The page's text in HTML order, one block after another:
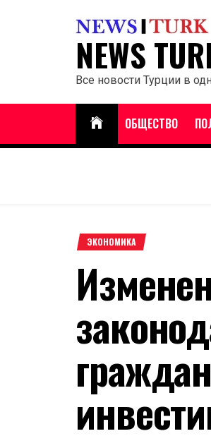
NEWS
Все новости Турции в
ОБЩЕСТВО
ЭКОНОМИКА